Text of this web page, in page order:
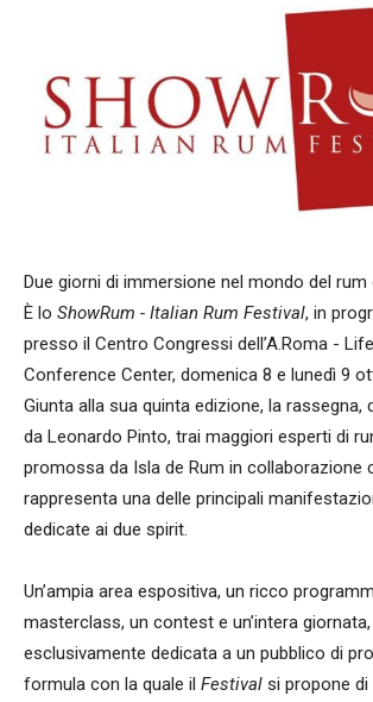
Due giorni di immersione nel mondo del rum
È lo ShowRum - Italian Rum Festival, in
presso il Centro Congressi dell’A.Roma -
Conference Center, domenica 8 e lunedì 9
Giunta alla sua quinta edizione, la rassegna,
da Leonardo Pinto, trai maggiori esperti di
promossa da Isla de Rum in collaborazione
rappresenta una delle principali
dedicate ai due spirit.
Un’ampia area espositiva, un ricco
masterclass, un contest e un’intera
esclusivamente dedicata a un pubblico di
formula con la quale il Festival si propone